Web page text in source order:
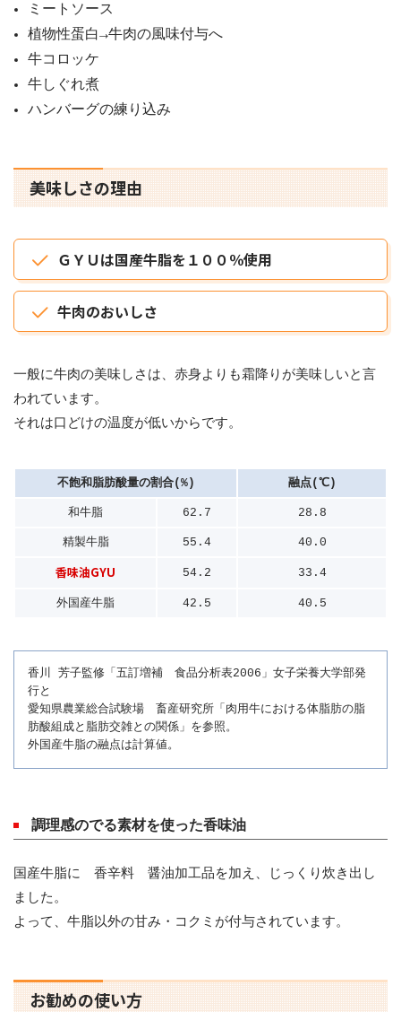
ミートソース
植物性蛋白→牛肉の風味付与へ
牛コロッケ
牛しぐれ煮
ハンバーグの練り込み
美味しさの理由
ＧＹＵは国産牛脂を１００％使用
牛肉のおいしさ
一般に牛肉の美味しさは、赤身よりも霜降りが美味しいと言
われています。
それは口どけの温度が低いからです。
不飽和脂肪酸量の割合(%) 融点(℃)
和牛脂 62.7 28.8
精製牛脂 55.4 40.0
香味油GYU 54.2 33.4
外国産牛脂 42.5 40.5
香川 芳子監修「五訂増補 食品分析表2006」女子栄養大学部発
行と
愛知県農業総合試験場 畜産研究所「肉用牛における体脂肪の脂
肪酸組成と脂肪交雑との関係」を参照。
外国産牛脂の融点は計算値。
調理感のでる素材を使った香味油
国産牛脂に 香辛料 醤油加工品を加え、じっくり炊き出し
ました。
よって、牛脂以外の甘み・コクミが付与されています。
お勧めの使い方